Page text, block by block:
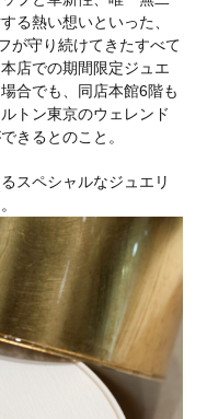
る熱い想いといった、
が守り続けてきたすべて
店での期間限定ジュエ
合でも、同店本館6階も
トン東京のウェレンド
きるとのこと。
スペシャルなジュエリ